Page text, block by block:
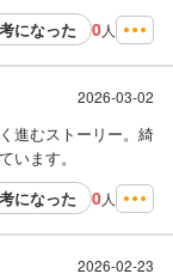
になった 0人
2026-03-02
進むストーリー。綺
います。
になった 0人
2026-02-23